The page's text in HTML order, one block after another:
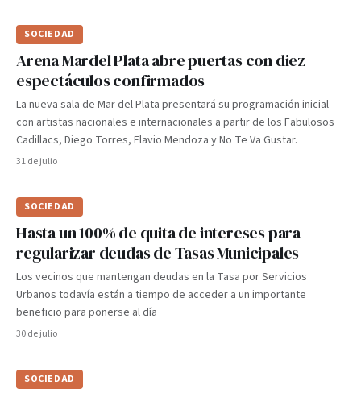
SOCIEDAD
Arena Mardel Plata abre puertas con diez
espectáculos confirmados
La nueva sala de Mar del Plata presentará su programación inicial
con artistas nacionales e internacionales a partir de los Fabulosos
Cadillacs, Diego Torres, Flavio Mendoza y No Te Va Gustar.
31 de julio
SOCIEDAD
Hasta un 100% de quita de intereses para
regularizar deudas de Tasas Municipales
Los vecinos que mantengan deudas en la Tasa por Servicios
Urbanos todavía están a tiempo de acceder a un importante
beneficio para ponerse al día
30 de julio
SOCIEDAD